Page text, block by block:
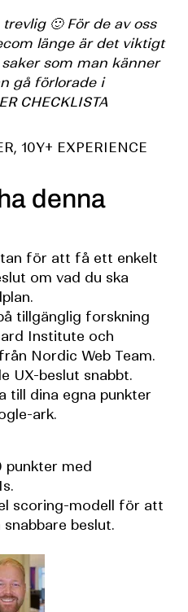
🙂 För de av oss
länge är det viktigt
som man känner
gå förlorade i
CHECKLISTA
10Y+ EXPERIENCE
denna
för att få ett enkelt
om vad du ska
tillgänglig forskning
Institute och
Nordic Web Team.
UX-beslut snabbt.
till dina egna punkter
ark.
punkter med
scoring-modell för att
beslut.